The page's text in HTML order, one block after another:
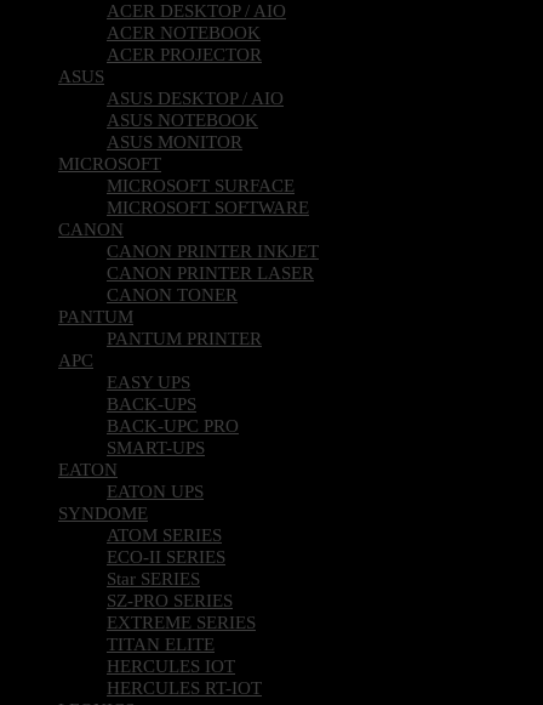
ACER NOTEBOOK
ACER PROJECTOR
ASUS NOTEBOOK
ASUS MONITOR
MICROSOFT
MICROSOFT SURFACE
MICROSOFT SOFTWARE
CANON
CANON PRINTER INKJET
CANON PRINTER LASER
CANON TONER
PANTUM
PANTUM PRINTER
BACK-UPS
BACK-UPC PRO
SMART-UPS
EATON
EATON UPS
SYNDOME
ATOM SERIES
ECO-II SERIES
Star SERIES
SZ-PRO SERIES
EXTREME SERIES
TITAN ELITE
HERCULES IOT
HERCULES RT-IOT
LEONICS